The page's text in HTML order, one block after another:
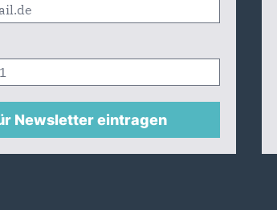
Newsletter eintragen